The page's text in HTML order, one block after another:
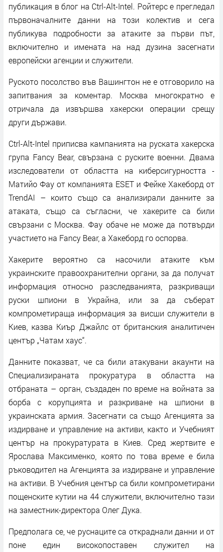
публикация в блог на Ctrl-Alt-Intel. Ройтерс е прегледал
първоначалните данни на този колектив и сега
публикува подробности за атаките за първи път,
включително и имената на над дузина засегнати
европейски агенции и служители.
Руското посолство във Вашингтон не е отговорило на
запитвания за коментар. Москва многократно е
отричала да извършва хакерски операции срещу
други държави.
Ctrl-Alt-Intel приписва кампанията на руската хакерска
група Fancy Bear, свързана с руските военни. Двама
изследователи от областта на киберсигурността -
Матийо Фау от компанията ESET и Фейке Хакеборд от
TrendAI – които също са анализирали данните за
атаката, също са съгласни, че хакерите са били
свързани с Москва. Фау обаче не може да потвърди
участието на Fancy Bear, а Хакеборд го оспорва.
Хакерите вероятно са насочили атаките към
украинските правоохранителни органи, за да получат
информация относно разследванията, разкриващи
руски шпиони в Украйна, или за да съберат
компрометираща информация за висши служители в
Киев, казва Киър Джайлс от британския аналитичен
център „Чатам хаус“.
Данните показват, че са били атакувани акаунти на
Специализираната прокуратура в областта на
отбраната – орган, създаден по време на войната за
борба с корупцията и разкриване на шпиони в
украинската армия. Засегнати са също Агенцията за
издирване и управление на активи, както и Учебният
център на прокуратурата в Киев. Сред жертвите е
Ярослава Максименко, която по това време е била
ръководител на Агенцията за издирване и управление
на активи. В Учебния център са били компрометирани
пощенските кутии на 44 служители, включително тази
на заместник-директора Олег Дука.
Предполага се, че руснаците са откраднали данни и от
поне един високопоставен служител на